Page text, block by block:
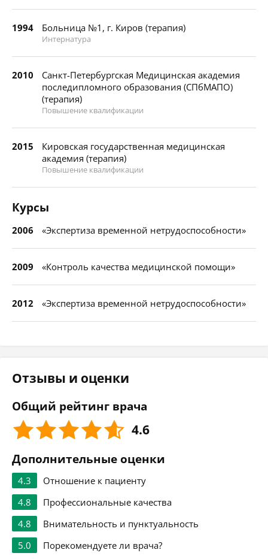
1994 Больница №1, г. Киров (терапия)
Интернатура
2010
Санкт-Петербургская Медицинская академия
последипломного образования (СПбМАПО)
(терапия)
Повышение квалификации
2015
Кировская государственная медицинская
академия (терапия)
Повышение квалификации
Курсы
2006 «Экспертиза временной нетрудоспособности»
2009 «Контроль качества медицинской помощи»
2012 «Экспертиза временной нетрудоспособности»
Отзывы и оценки
Общий рейтинг врача
4.6
Дополнительные оценки
4.3
Отношение к пациенту
4.8
Профессиональные качества
4.8
Внимательность и пунктуальность
5.0
Порекомендуете ли врача?